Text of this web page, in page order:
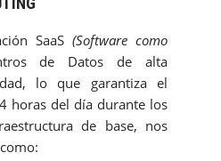
SaaS(Software como
de Datos de alta
lo que garantiza el
horas del día durante los
de base, nos